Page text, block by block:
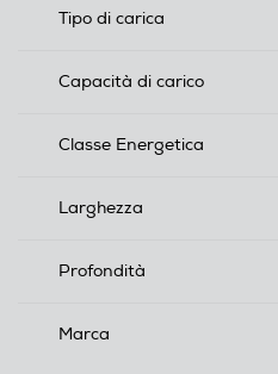
Tipo di carica
Capacità di carico
Classe Energetica
Larghezza
Profondità
Marca